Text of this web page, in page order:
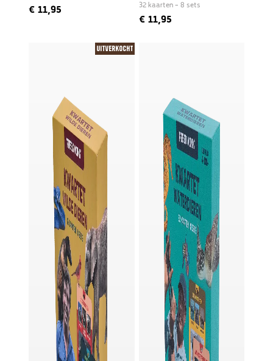
€ 11,95 32 kaarten – 8 sets
€11,95
Uitverkocht